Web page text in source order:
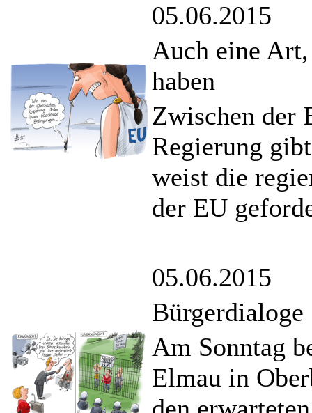
05.06.2015
Auch eine
haben
Zwischen der
Regierung
weist die
der EU
05.06.2015
Bürgerdialoge
Am Sonntag
Elmau in